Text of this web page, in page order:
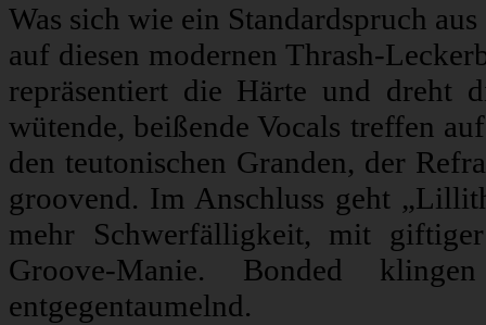
Was sich wie ein Standardspruch
auf diesen modernen Thrash-
repräsentiert die Härte und dreht
wütende, beißende Vocals treffen
den teutonischen Granden, der
groovend. Im Anschluss geht
mehr Schwerfälligkeit, mit
Groove-Manie. Bonded
entgegentaumelnd.